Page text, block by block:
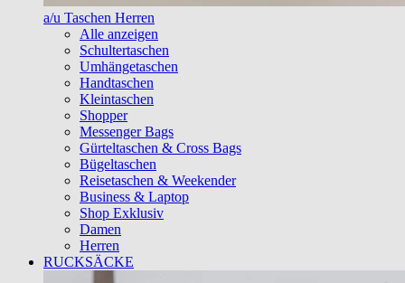
a/u Taschen Herren
Alle anzeigen
Schultertaschen
Umhängetaschen
Handtaschen
Kleintaschen
Shopper
Messenger Bags
Gürteltaschen & Cross Bags
Bügeltaschen
Reisetaschen & Weekender
Business & Laptop
Shop Exklusiv
Damen
Herren
RUCKSÄCKE